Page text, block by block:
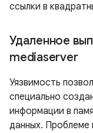
ссылки в
Удаленное
mediaserver
Уязвимость
специально
информации в
данных. Проблеме